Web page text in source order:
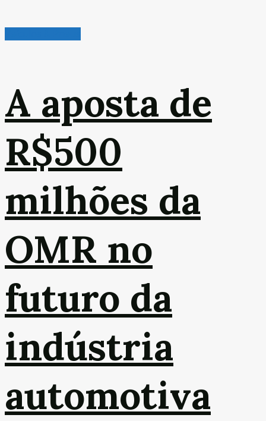
A aposta de
R$500
milhões da
OMR no
futuro da
indústria
automotiva